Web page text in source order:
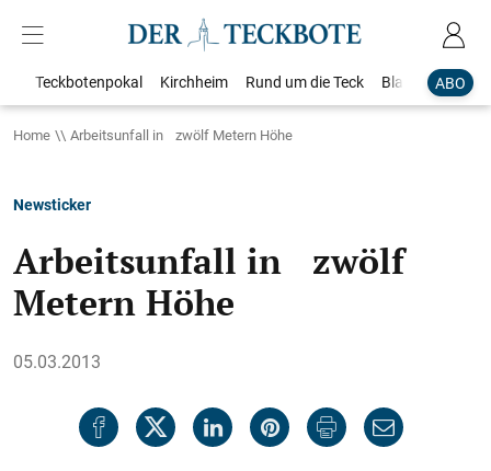
ABO
Teckbotenpokal Kirchheim Rund um die Teck Blaulicht
Home Arbeitsunfall in zwölf Metern Höhe
Newsticker
Arbeitsunfall in zwölf
Metern Höhe
05.03.2013